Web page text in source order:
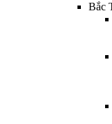
Bắc